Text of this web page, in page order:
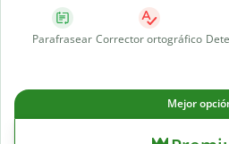
Parafrasear Corrector ortográfico
Mejor